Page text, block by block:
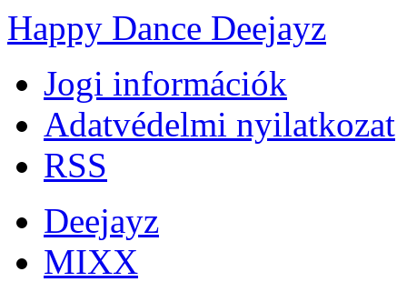
Happy Dance Deejayz
Jogi információk
Adatvédelmi nyilatkozat
RSS
Deejayz
MIXX